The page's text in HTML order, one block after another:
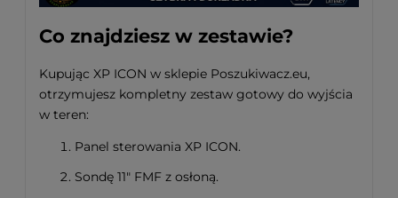
Co znajdziesz w zestawie?
Kupując XP ICON w sklepie Poszukiwacz.eu,
otrzymujesz kompletny zestaw gotowy do wyjścia
w teren:
Panel sterowania XP ICON.
Sondę 11" FMF z osłoną.